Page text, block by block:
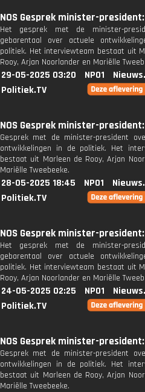
NOS Gesprek minister-
Het gesprek met de minister-
gebarentaal over actuele
politiek. Het interviewteam bestaat uit
Rooy, Arjan Noorlander en Mariëlle
29-05-2025 03:20 NPO1
Politiek.TV
NOS Gesprek minister-
Gesprek met de minister-president
ontwikkelingen in de politiek. Het
bestaat uit Marleen de Rooy, Arjan
Mariëlle Tweebeeke.
28-05-2025 18:45 NPO1
Politiek.TV
NOS Gesprek minister-
Het gesprek met de minister-
gebarentaal over actuele
politiek. Het interviewteam bestaat uit
Rooy, Arjan Noorlander en Mariëlle
24-05-2025 02:25 NPO1
Politiek.TV
NOS Gesprek minister-
Gesprek met de minister-president
ontwikkelingen in de politiek. Het
bestaat uit Marleen de Rooy, Arjan
Mariëlle Tweebeeke.